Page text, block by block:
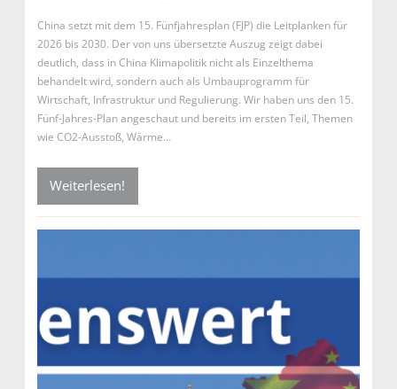
China setzt mit dem 15. Fünfjahresplan (FJP) die Leitplanken für
2026 bis 2030. Der von uns übersetzte Auszug zeigt dabei
deutlich, dass in China Klimapolitik nicht als Einzelthema
behandelt wird, sondern auch als Umbauprogramm für
Wirtschaft, Infrastruktur und Regulierung. Wir haben uns den 15.
Fünf-Jahres-Plan angeschaut und bereits im ersten Teil, Themen
wie CO2-Ausstoß, Wärme…
Weiterlesen!